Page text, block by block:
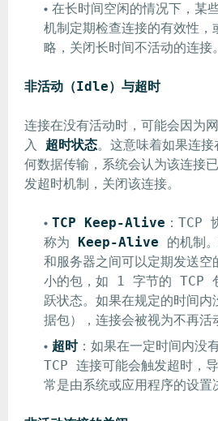
在长时间空闲的情况下，某
机制定期检查连接的有效性，
略，关闭长时间不活动的连接。
非活动（Idle）与超时
连接在没有活动时，可能会因为
入 超时状态。这意味着如果连
何数据传输，系统会认为该连接
发超时机制，关闭该连接。
TCP Keep-Alive ：TCP
称为
Keep-Alive 的机制
和服务器之间可以定期发送空
小的包，如 1 字节的 TCP
跃状态。如果在规定的时间内
据包），连接会被视为不再活
超时：如果在一定时间内没
TCP 连接可能会触发超时，
常是由系统或应用程序的设置